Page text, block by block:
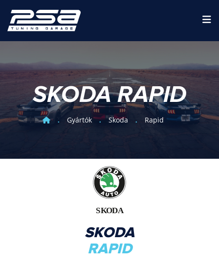
SKODA RAPID
Gyártók Skoda Rapid
SKODA
RAPID